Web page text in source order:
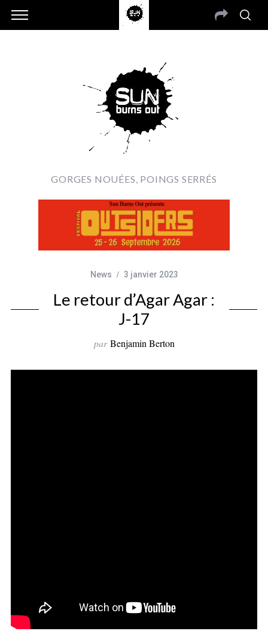
GORGES NOUÉES, POINGS SERRÉS
News 3 janvier 2023
Le retour d’Agar Agar :
J-17
par Benjamin Berton